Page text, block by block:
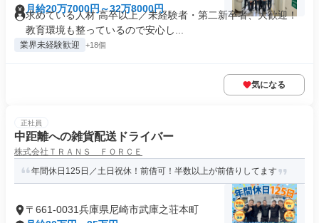
月給20万7000円～32万8000円
求めている人材 高卒以上／未経験者・第二新卒者、大歓迎！
教育環境も整っているので安心し...
業界未経験歓迎 +18個
気になる
正社員
中距離への雑貨配送ドライバー
株式会社ＴＲＡＮＳ ＦＯＲＣＥ
年間休日125日／土日祝休！前借可！半数以上が前借りしてます
〒661-0031兵庫県尼崎市武庫之荘本町